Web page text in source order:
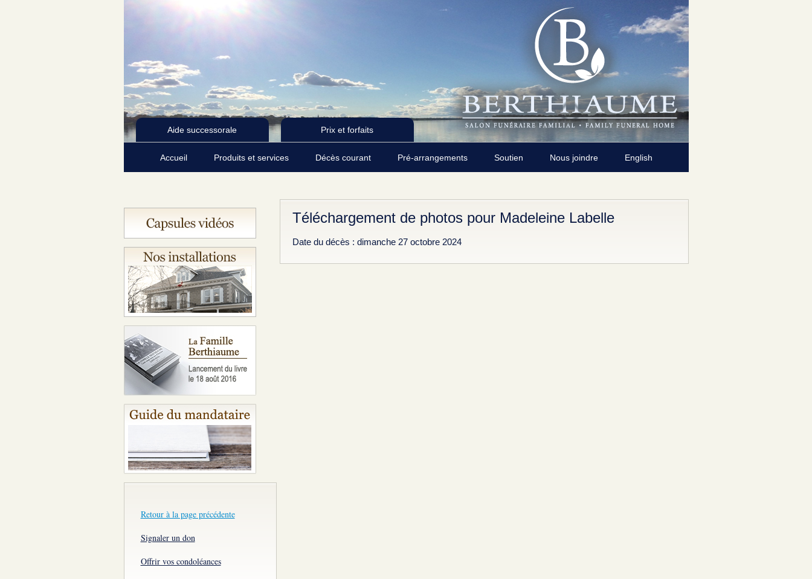
Aide successorale Prix et forfaits
Accueil Produits et services Décès courant Pré-arrangements Soutien Nous joindre English
Retour à la page précédente
Signaler un don
Offrir vos condoléances
Téléchargement de photos pour Madeleine Labelle
Date du décès : dimanche 27 octobre 2024